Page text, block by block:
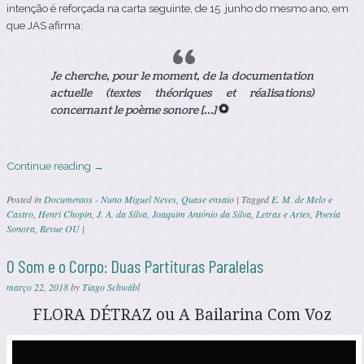
intenção é reforçada na carta seguinte, de 15 junho do mesmo ano, em
que JAS afirma:
Je cherche, pour le moment, de la documentation
actuelle (textes théoriques et réalisations)
concernant le poème sonore […]
Continue reading →
Posted inDocumentos - Nuno Miguel Neves, Quase ensaio | TaggedE. M. de Melo e
Castro, Henri Chopin, J. A. da Silva, Joaquim António da Silva, Letras e Artes, Poesia
Sonora, Revue OU |
O Som e o Corpo: Duas Partituras Paralelas
março 22, 2018byTiago Schwäbl
FLORA DÉTRAZ ou A Bailarina Com Voz